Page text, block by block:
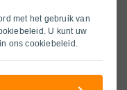
met het gebruik van
. U kunt uw
onscookiebeleid .